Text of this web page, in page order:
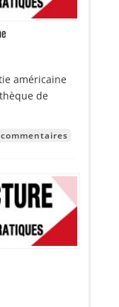
américaine
de